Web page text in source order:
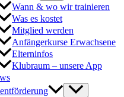
Wann & wo wir trainieren
Was es kostet
Mitglied werden
Anfängerkurse Erwachsene
Elterninfos
Klubraum – unsere App